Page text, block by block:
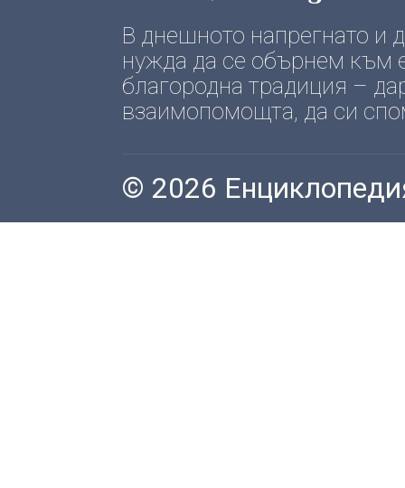
В днешното напрегнато
нужда да се обърнем към
благородна традиция –
взаимопомощта, да си
© 2026